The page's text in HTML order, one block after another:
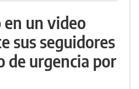
un video
sus seguidores
de urgencia por